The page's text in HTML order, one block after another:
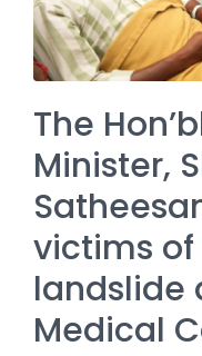
The
Minister,
victims
landslide
Medical